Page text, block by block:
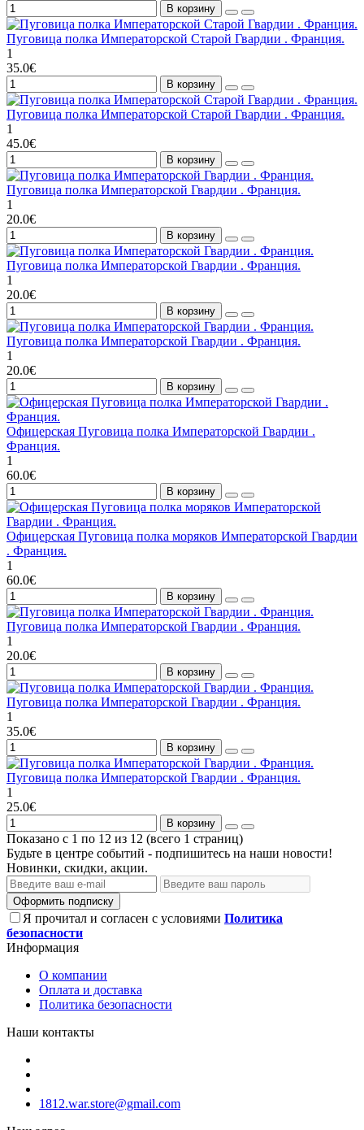
В корзину
Пуговица полка Императорской Старой Гвардии . Франция.
1
35.0€
В корзину
Пуговица полка Императорской Старой Гвардии . Франция.
1
45.0€
В корзину
Пуговица полка Императорской Гвардии . Франция.
1
20.0€
В корзину
Пуговица полка Императорской Гвардии . Франция.
1
20.0€
В корзину
Пуговица полка Императорской Гвардии . Франция.
1
20.0€
В корзину
Офицерская Пуговица полка Императорской Гвардии .
Франция.
1
60.0€
В корзину
Офицерская Пуговица полка моряков Императорской Гвардии
. Франция.
1
60.0€
В корзину
Пуговица полка Императорской Гвардии . Франция.
1
20.0€
В корзину
Пуговица полка Императорской Гвардии . Франция.
1
35.0€
В корзину
Пуговица полка Императорской Гвардии . Франция.
1
25.0€
В корзину
Показано с 1 по 12 из 12 (всего 1 страниц)
Будьте в центре событий - подпишитесь на наши новости!
Новинки, скидки, акции.
Оформить подписку
Я прочитал и согласен с условиями Политика
безопасности
Информация
О компании
Оплата и доставка
Политика безопасности
Наши контакты
1812.war.store@gmail.com